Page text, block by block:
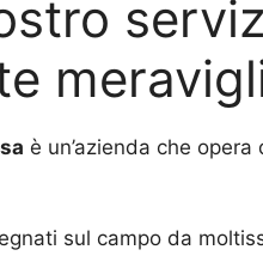
è un’azienda che
sul campo da